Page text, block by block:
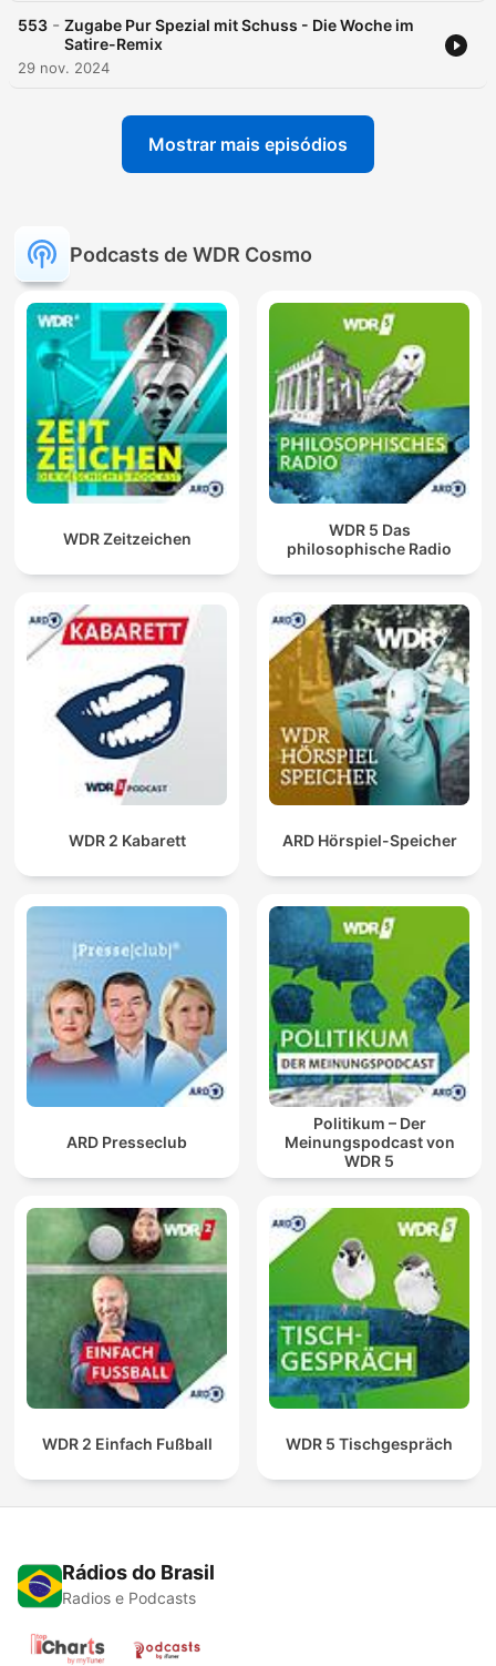
553 - Zugabe Pur Spezial mit Schuss - Die Woche im
Satire-Remix
29 nov. 2024
Mostrar mais episódios
Podcasts de WDR Cosmo
WDR Zeitzeichen
WDR 5 Das
philosophische Radio
WDR 2 Kabarett ARD Hörspiel-Speicher
ARD Presseclub
Politikum – Der
Meinungspodcast von
WDR 5
WDR 2 Einfach Fußball WDR 5 Tischgespräch
Rádios do Brasil
Radios e Podcasts